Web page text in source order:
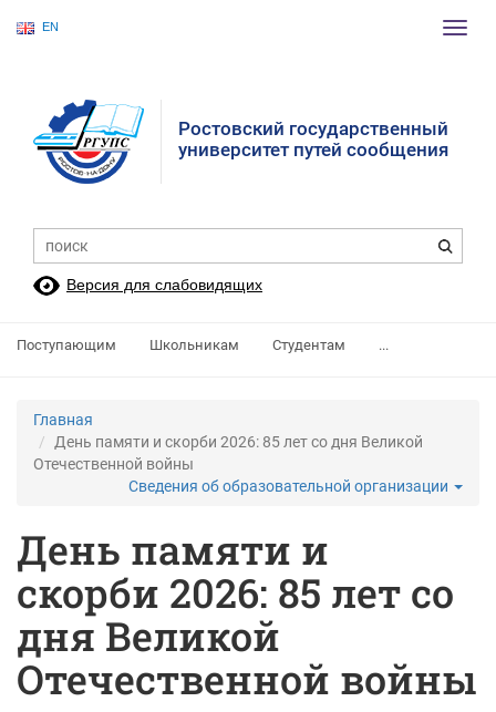
EN
Ростовский государственный
университет путей сообщения
Версия для слабовидящих
Поступающим Школьникам Студентам ...
Главная
День памяти и скорби 2026: 85 лет со дня Великой
Отечественной войны
Сведения об образовательной организации
День памяти и
скорби 2026: 85 лет со
дня Великой
Отечественной войны